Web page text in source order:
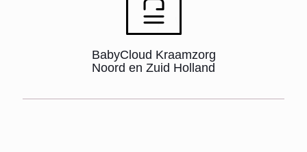
BabyCloud Kraamzorg
Noord en Zuid Holland